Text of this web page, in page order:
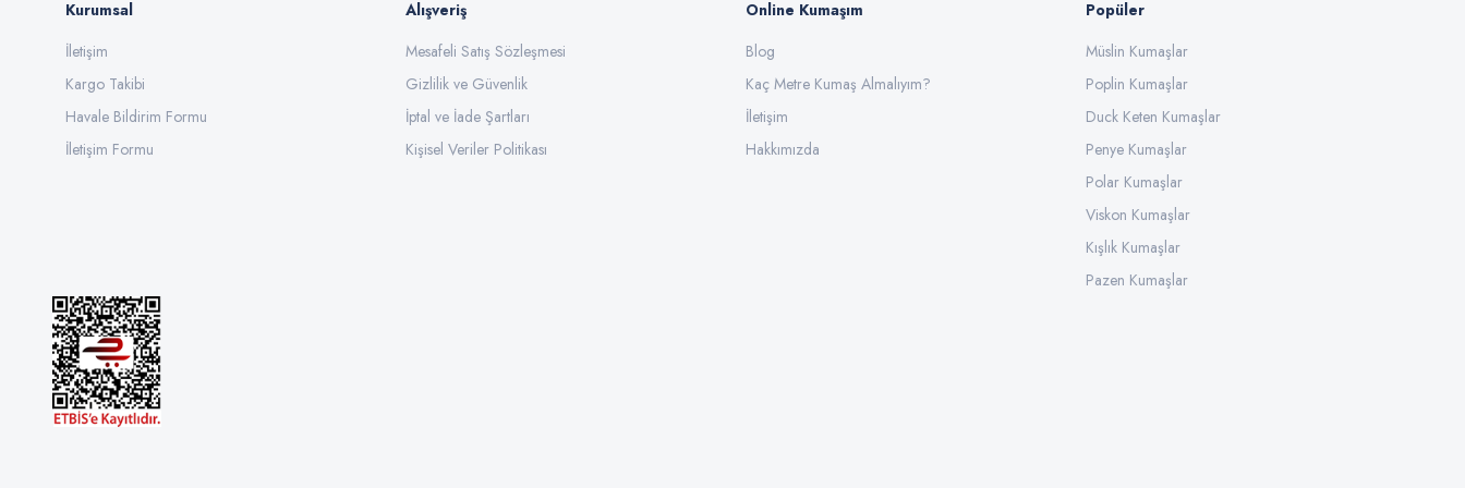
Gönder
Kurumsal
İletişim
Kargo Takibi
Havale Bildirim Formu
İletişim Formu
Alışveriş
Mesafeli Satış Sözleşmesi
Gizlilik ve Güvenlik
İptal ve İade Şartları
Kişisel Veriler Politikası
Online Kumaşım
Blog
Kaç Metre Kumaş Almalıyım?
İletişim
Hakkımızda
Popüler
Müslin Kumaşlar
Poplin Kumaşlar
Duck Keten Kumaşlar
Penye Kumaşlar
Polar Kumaşlar
Viskon Kumaşlar
Kışlık Kumaşlar
Pazen Kumaşlar